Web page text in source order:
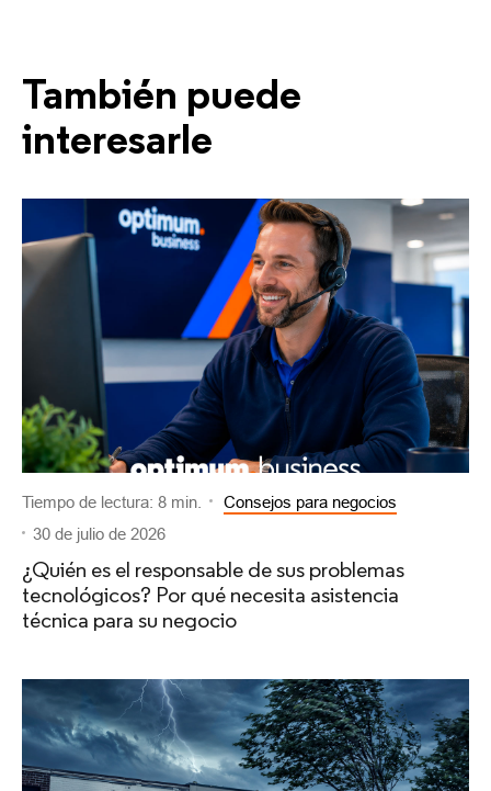
También puede
interesarle
Tiempo de lectura: 8 min.
Consejos para negocios
30 de julio de 2026
¿Quién es el responsable de sus problemas
tecnológicos? Por qué necesita asistencia
técnica para su negocio